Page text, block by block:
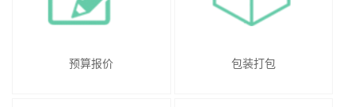
预算报价 包装打包